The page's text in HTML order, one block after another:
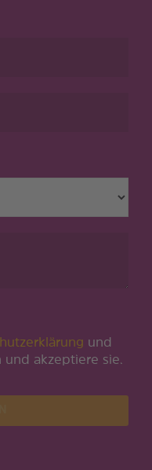
und
und akzeptiere sie.